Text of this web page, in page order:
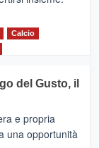
Calcio
del Gusto, il
e propria
una opportunità